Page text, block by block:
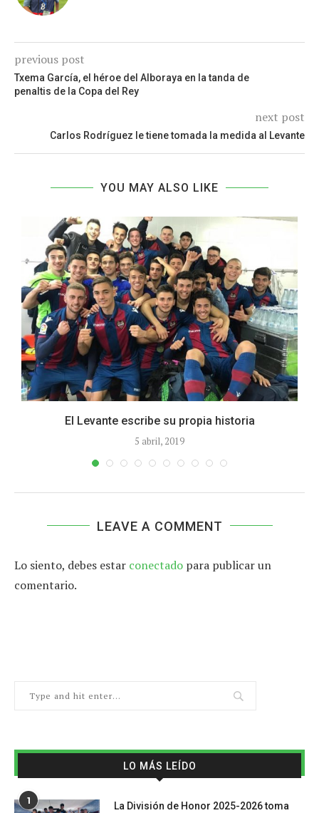
previous post
Txema García, el héroe del Alboraya en la tanda de
penaltis de la Copa del Rey
next post
Carlos Rodríguez le tiene tomada la medida al Levante
YOU MAY ALSO LIKE
El Levante escribe su propia historia
5 abril, 2019
LEAVE A COMMENT
Lo siento, debes estar conectado para publicar un
comentario.
LO MÁS LEÍDO
1
La División de Honor 2025-2026 toma